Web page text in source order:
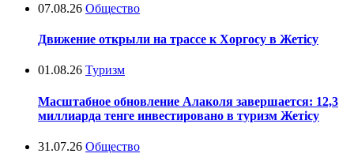
07.08.26 Общество
Движение открыли на трассе к Хоргосу в Жетісу
01.08.26 Туризм
Масштабное обновление Алаколя завершается: 12,3
миллиарда тенге инвестировано в туризм Жетісу
31.07.26 Общество